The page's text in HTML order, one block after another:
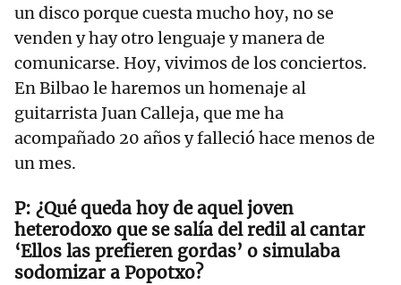
un disco porque cuesta mucho hoy, no se
venden y hay otro lenguaje y manera de
comunicarse. Hoy, vivimos de los conciertos.
En Bilbao le haremos un homenaje al
guitarrista Juan Calleja, que me ha
acompañado 20 años y falleció hace menos de
un mes.
¿Qué queda hoy de aquel joven
heterodoxo que se salía del redil al cantar
‘Ellos las prefieren gordas’ o simulaba
sodomizar a Popotxo?